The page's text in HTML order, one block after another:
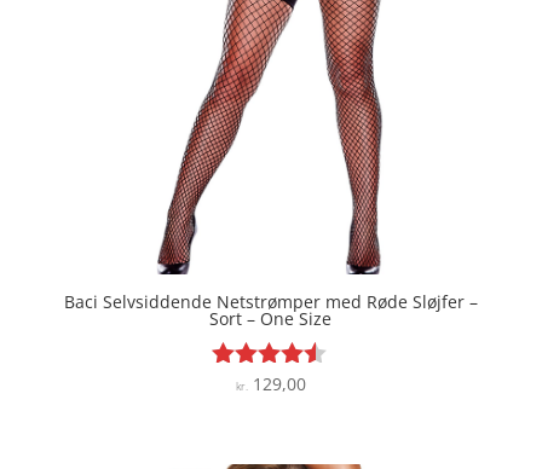
Baci Selvsiddende Netstrømper med Røde Sløjfer –
Sort – One Size
Vurderet
kr. 129,00